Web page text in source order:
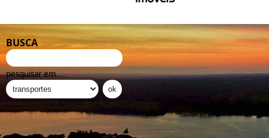
BUSCA
pesquisar em